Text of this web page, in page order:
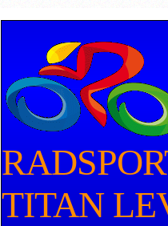
TITAN